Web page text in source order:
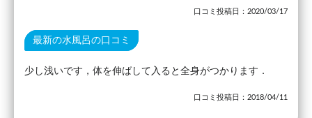
口コミ投稿日：2020/03/17
最新の水風呂の口コミ
少し浅いです，体を伸ばして入ると全身がつかります．
口コミ投稿日：2018/04/11